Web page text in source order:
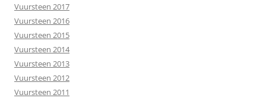
Vuursteen 2017
Vuursteen 2016
Vuursteen 2015
Vuursteen 2014
Vuursteen 2013
Vuursteen 2012
Vuursteen 2011